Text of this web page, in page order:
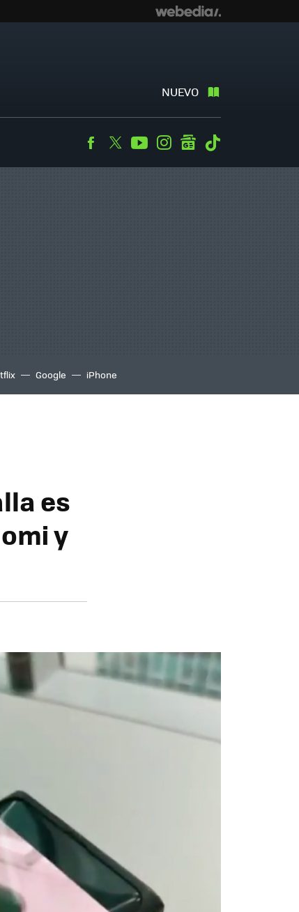
NUEVO
Facebook
TwitterYoutubeInstagramgooglenews
Google iPhone
es
y